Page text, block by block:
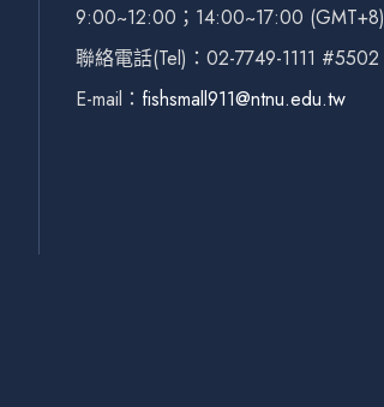
9:00~12:00；14:00~17:00 (GMT+8)
聯絡電話(Tel)：02-7749-1111 #5502
E-mail： fishsmall911@ntnu.edu.tw